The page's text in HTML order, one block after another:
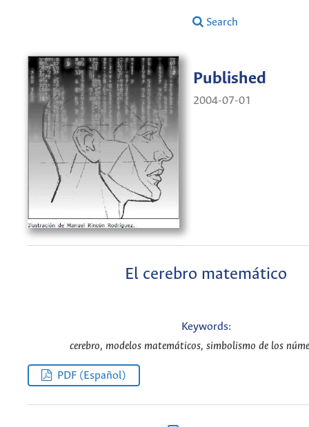
Search
Published
2004-07-01
El cerebro matemático
Keywords:
cerebro, modelos matemáticos, simbolismo de los
PDF (Español)